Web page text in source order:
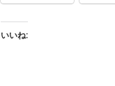
いいね: